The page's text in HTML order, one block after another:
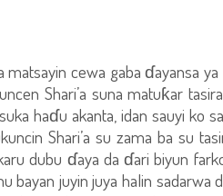
matsayin cewa gaba ɗayansa
Shari’a suna matuƙar
haɗu akanta, idan sauyi ko
Shari’a su zama ba su
dubu ɗaya da ɗari biyun
bayan juyin juya halin sadarwa